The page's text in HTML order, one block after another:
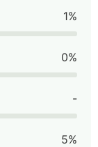
1%
0%
-
5%